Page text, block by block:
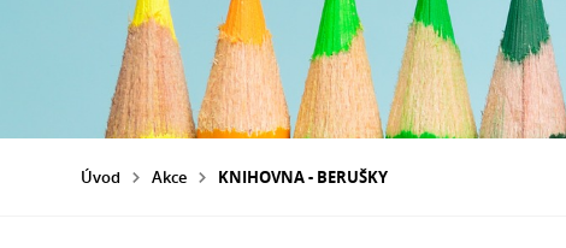
Úvod Akce KNIHOVNA - BERUŠKY